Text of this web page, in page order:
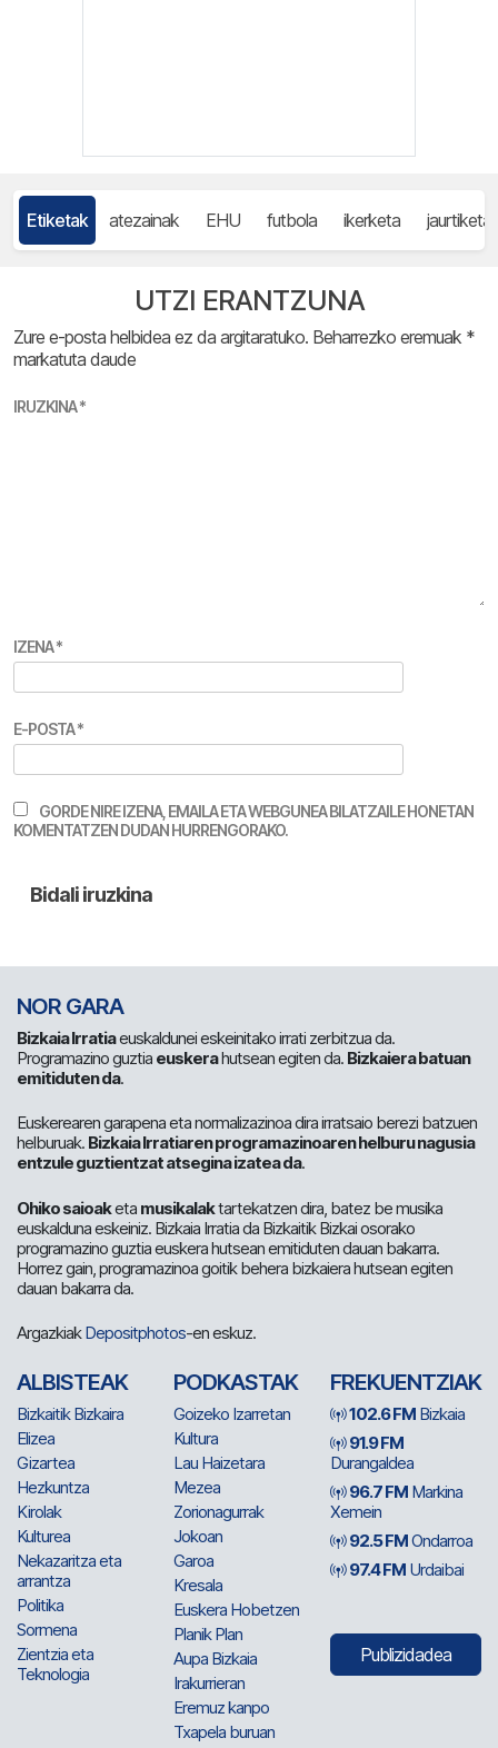
Etiketak atezainak EHU futbola ikerketa
UTZI ERANTZUNA
Zure e-posta helbidea ez da argitaratuko. Beharrezko eremuak *
markatuta daude
IRUZKINA*
IZENA*
E-POSTA*
GORDE NIRE IZENA, EMAILA ETA WEBGUNEA BILATZAILE HONETAN
KOMENTATZEN DUDAN HURRENGORAKO.
NOR GARA
Bizkaia Irratiaeuskaldunei eskeinitako irrati zerbitzua da.
Programazino guztia euskerahutsean egiten da. Bizkaiera batuan
emitiduten da.
Euskerearen garapena eta normalizazinoa dira irratsaio berezi batzuen
helburuak. Bizkaia Irratiaren programazinoaren helburu nagusia
entzule guztientzat atsegina izatea da.
Ohiko saioaketa musikalaktartekatzen dira, batez be musika
euskalduna eskeiniz. Bizkaia Irratia da Bizkaitik Bizkai osorako
programazino guztia euskera hutsean emitiduten dauan bakarra.
Horrez gain, programazinoa goitik behera bizkaiera hutsean egiten
dauan bakarra da.
ArgazkiakDepositphotos-en eskuz.
ALBISTEAK
Bizkaitik Bizkaira
Elizea
Gizartea
Hezkuntza
Kirolak
Kulturea
Nekazaritza eta
arrantza
Politika
Sormena
Zientzia eta
Teknologia
PODKASTAK
Goizeko Izarretan
Kultura
Lau Haizetara
Mezea
Zorionagurrak
Jokoan
Garoa
Kresala
Euskera Hobetzen
Planik Plan
Aupa Bizkaia
Irakurrieran
Eremuz kanpo
Txapela buruan
FREKUENTZIAK
102.6 FM Bizkaia
91.9 FM
Durangaldea
96.7 FM Markina
Xemein
92.5 FMOndarroa
97.4 FM Urdaibai
Publizidadea